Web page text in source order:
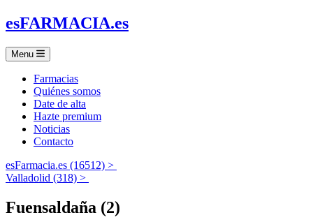
esFARMACIA.es
Menu
Farmacias
Quiénes somos
Date de alta
Hazte premium
Noticias
Contacto
esFarmacia.es (16512) >
Valladolid (318) >
Fuensaldaña (2)